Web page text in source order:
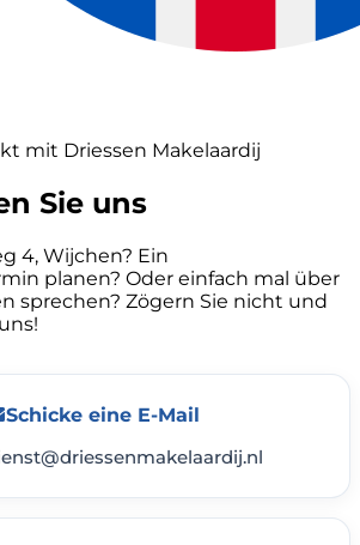
mit Driessen Makelaardij
Sie uns
4, Wijchen? Ein
planen? Oder einfach mal über
sprechen? Zögern Sie nicht und
Schicke eine E-Mail